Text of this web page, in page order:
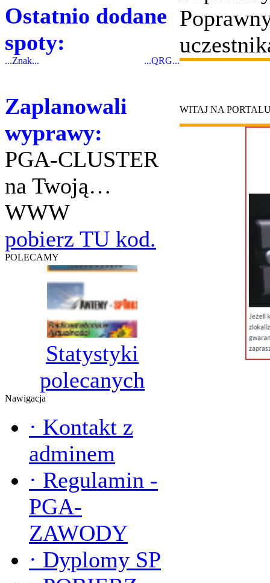
Ostatnio dodane
spoty:
...Znak... ...QRG...
Zaplanowali
wyprawy:
PGA-CLUSTER
na Twoją…
WWW
pobierz TU kod.
POLECAMY
Statystyki
polecanych
Nawigacja
· Kontakt z
adminem
· Regulamin -
PGA-
ZAWODY
· Dyplomy SP
WITAJ NA